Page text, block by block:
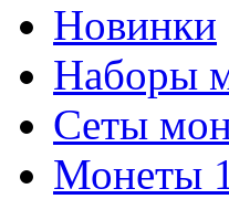
Новинки
Наборы
Сеты
Монеты